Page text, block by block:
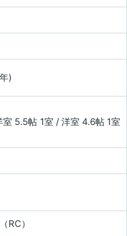
)
室 5.5帖 1室 / 洋室 4.6帖 1室
RC）